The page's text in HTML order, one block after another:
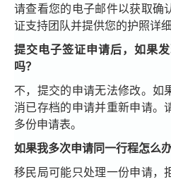
请查看您的电子邮件以获取确
证支持团队并提供您的护照详
提交电子签证申请后，如果
吗？
不，提交的申请无法修改。如
消已存档的申请并重新申请。
多份申请表。
如果我多次申请同一行程怎么办
移民局可能只处理一份申请，